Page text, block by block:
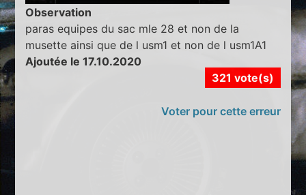
Observation
paras equipes du sac mle 28 et non de la
musette ainsi que de l usm1 et non de l usm1A1
Ajoutée le 17.10.2020
321 vote(s)
Voter pour cette erreur